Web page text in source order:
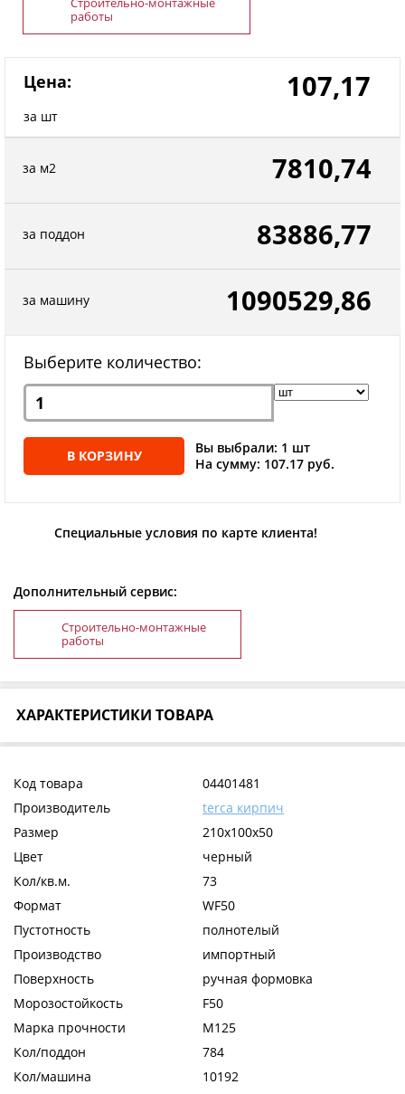
работы
Цена:
за шт
107,17
за м2 7810,74
за поддон 83886,77
за машину 1090529,86
Выберите количество:
В КОРЗИНУ
Вы выбрали: 1 шт
На сумму: 107.17 руб.
Специальные условия по карте клиента!
Дополнительный сервис:
Строительно-монтажные
работы
ХАРАКТЕРИСТИКИ ТОВАРА
Код товара
04401481
Производитель
terca кирпич
Размер
210x100x50
Цвет
черный
Кол/кв.м.
73
Формат
WF50
Пустотность
полнотелый
Производство
импортный
Поверхность
ручная формовка
Морозостойкость
F50
Марка прочности
М125
Кол/поддон
784
Кол/машина
10192